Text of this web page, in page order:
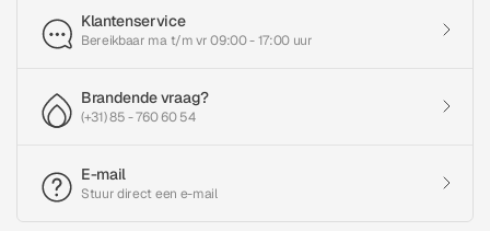
Klantenservice
Bereikbaar ma t/m vr 09:00 - 17:00 uur
Brandende vraag?
(+31) 85 - 760 60 54
E-mail
Stuur direct een e-mail